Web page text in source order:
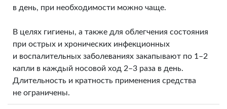
в день, при необходимости можно чаще.
В целях гигиены, а также для облегчения состояния
при острых и хронических инфекционных
и воспалительных заболеваниях закапывают по 1–2
капли в каждый носовой ход 2–3 раза в день.
Длительность и кратность применения средства
не ограничены.